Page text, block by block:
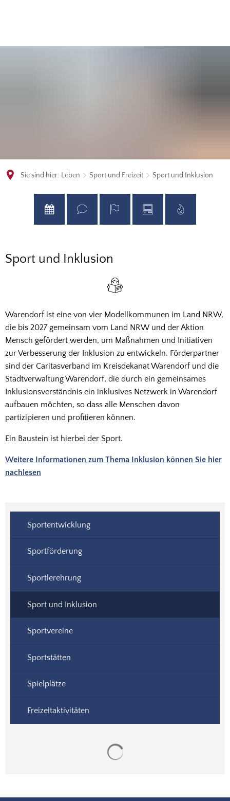
Sie sind hier: Leben Sport und Freizeit Sport und Inklusion
Sport
Sport und Inklusion
Warendorf ist eine von vier Modellkommunen im Land NRW,
die bis 2027 gemeinsam vom Land NRW und der Aktion
Mensch gefördert werden, um Maßnahmen und Initiativen
zur Verbesserung der Inklusion zu entwickeln. Förderpartner
sind der Caritasverband im Kreisdekanat Warendorf und die
Stadtverwaltung Warendorf, die durch ein gemeinsames
Inklusionsverständnis ein inklusives Netzwerk in Warendorf
aufbauen möchten, so dass alle Menschen davon
partizipieren und profitieren können.
Ein Baustein ist hierbei der Sport.
Weitere Informationen zum Thema Inklusion können Sie hier
nachlesen
Sportentwicklung
Sportförderung
Sportlerehrung
Sport und Inklusion
Sportvereine
Sportstätten
Spielplätze
Freizeitaktivitäten